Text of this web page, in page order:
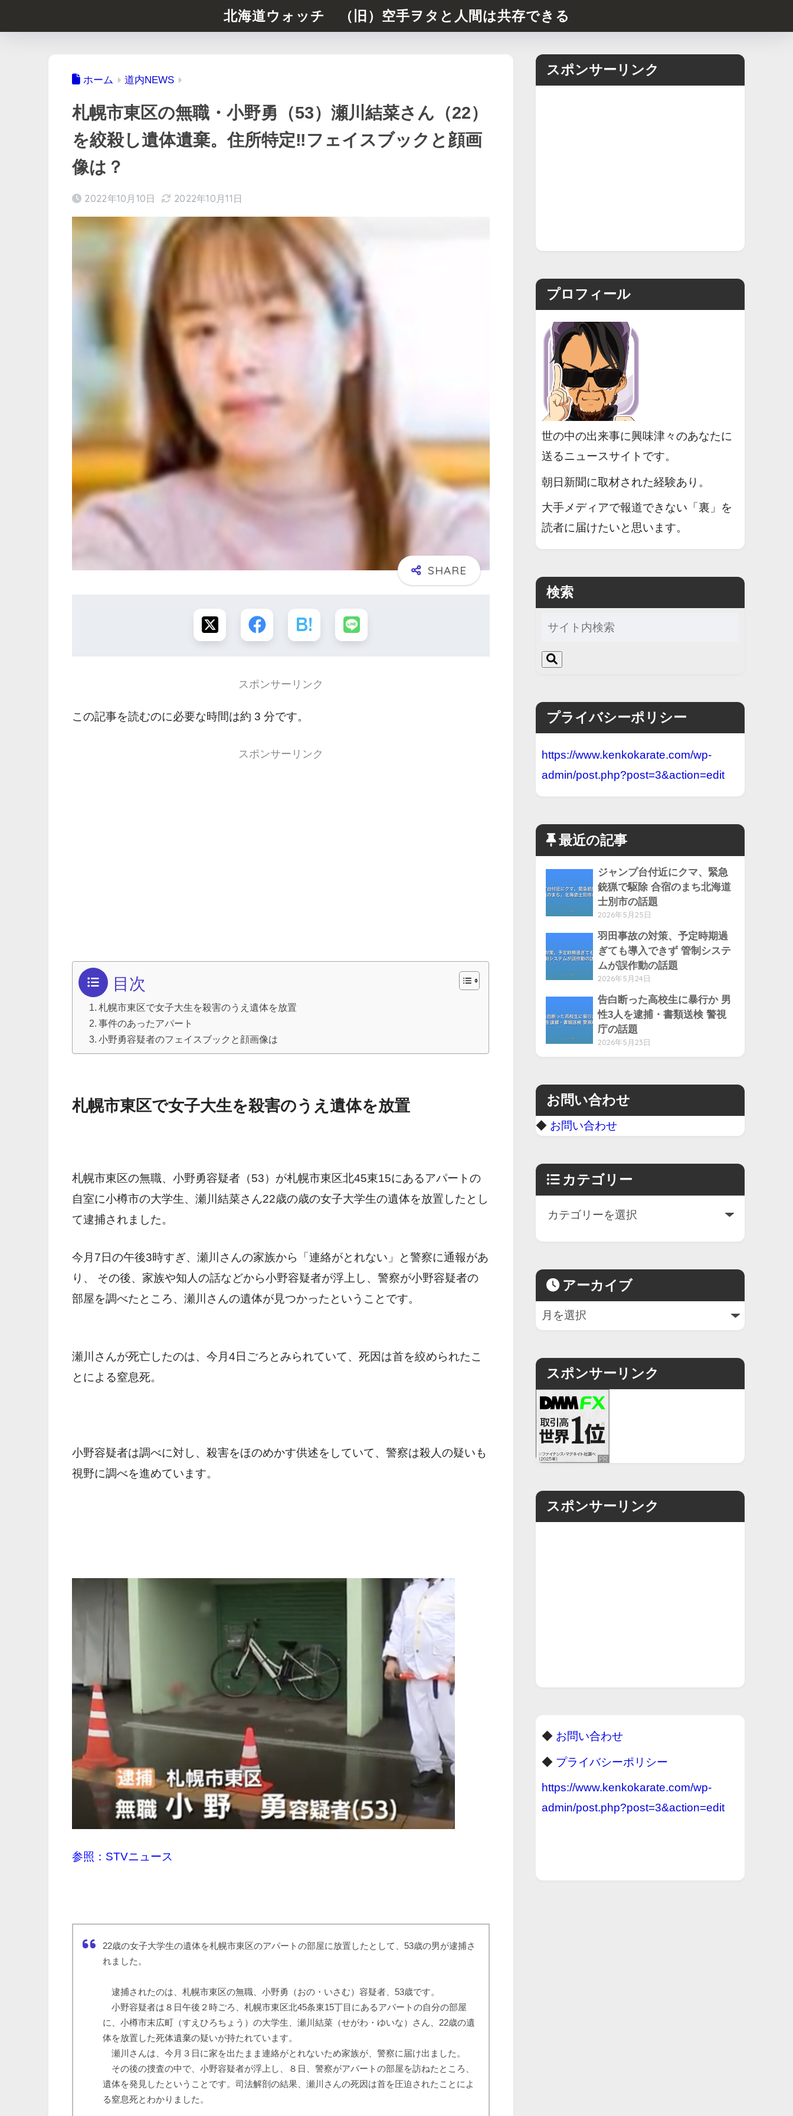
北海道ウォッチ （旧）空手ヲタと人間は共存できる
ホーム 道内NEWS
札幌市東区の無職・小野勇（53）瀬川結菜さん（22）
を絞殺し遺体遺棄。住所特定‼︎フェイスブックと顔画
像は？
2022年10月10日 2022年10月11日
スポンサーリンク
この記事を読むのに必要な時間は約 3 分です。
スポンサーリンク
目次
札幌市東区で女子大生を殺害のうえ遺体を放置
事件のあったアパート
小野勇容疑者のフェイスブックと顔画像は
札幌市東区で女子大生を殺害のうえ遺体を放置
札幌市東区の無職、小野勇容疑者（53）が札幌市東区北45東15にあるアパートの
自室に小樽市の大学生、瀬川結菜さん22歳の歳の女子大学生の遺体を放置したとし
て逮捕されました。
今月7日の午後3時すぎ、瀬川さんの家族から「連絡がとれない」と警察に通報があ
り、 その後、家族や知人の話などから小野容疑者が浮上し、警察が小野容疑者の
部屋を調べたところ、瀬川さんの遺体が見つかったということです。
瀬川さんが死亡したのは、今月4日ごろとみられていて、死因は首を絞められたこ
とによる窒息死。
小野容疑者は調べに対し、殺害をほのめかす供述をしていて、警察は殺人の疑いも
視野に調べを進めています。
参照：STVニュース
22歳の女子大学生の遺体を札幌市東区のアパートの部屋に放置したとして、53歳の男が逮捕さ
れました。
逮捕されたのは、札幌市東区の無職、小野勇（おの・いさむ）容疑者、53歳です。
小野容疑者は８日午後２時ごろ、札幌市東区北45条東15丁目にあるアパートの自分の部屋
に、小樽市末広町（すえひろちょう）の大学生、瀬川結菜（せがわ・ゆいな）さん、22歳の遺
体を放置した死体遺棄の疑いが持たれています。
瀬川さんは、今月３日に家を出たまま連絡がとれないため家族が、警察に届け出ました。
その後の捜査の中で、小野容疑者が浮上し、８日、警察がアパートの部屋を訪ねたところ、
遺体を発見したということです。司法解剖の結果、瀬川さんの死因は首を圧迫されたことによ
る窒息死とわかりました。
スポンサーリンク
プロフィール
世の中の出来事に興味津々のあなたに
送るニュースサイトです。
朝日新聞に取材された経験あり。
大手メディアで報道できない「裏」を
読者に届けたいと思います。
検索
プライバシーポリシー
https://www.kenkokarate.com/wp-
admin/post.php?post=3&action=edit
最近の記事
ジャンプ台付近にクマ、緊急
銃猟で駆除 合宿のまち北海道
士別市の話題
2026年5月25日
羽田事故の対策、予定時期過
ぎても導入できず 管制システ
ムが誤作動の話題
2026年5月24日
告白断った高校生に暴行か 男
性3人を逮捕・書類送検 警視
庁の話題
2026年5月23日
お問い合わせ
◆ お問い合わせ
カテゴリー
アーカイブ
スポンサーリンク
スポンサーリンク
◆ お問い合わせ
◆ プライバシーポリシー
https://www.kenkokarate.com/wp-
admin/post.php?post=3&action=edit